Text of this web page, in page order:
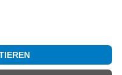
sports-